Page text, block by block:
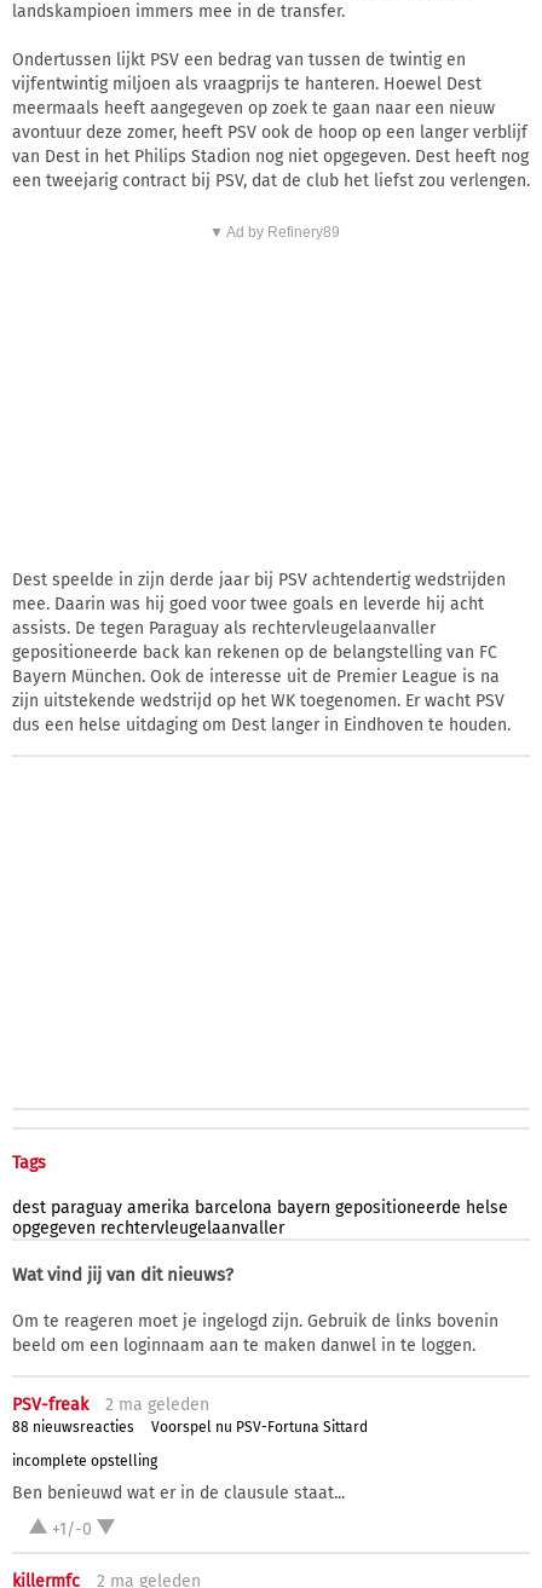
landskampioen immers mee in de transfer.
Ondertussen lijkt PSV een bedrag van tussen de twintig en
vijfentwintig miljoen als vraagprijs te hanteren. Hoewel Dest
meermaals heeft aangegeven op zoek te gaan naar een nieuw
avontuur deze zomer, heeft PSV ook de hoop op een langer verblijf
van Dest in het Philips Stadion nog niet opgegeven. Dest heeft nog
een tweejarig contract bij PSV, dat de club het liefst zou verlengen.
▼ Ad by Refinery89
Dest speelde in zijn derde jaar bij PSV achtendertig wedstrijden
mee. Daarin was hij goed voor twee goals en leverde hij acht
assists. De tegen Paraguay als rechtervleugelaanvaller
gepositioneerde back kan rekenen op de belangstelling van FC
Bayern München. Ook de interesse uit de Premier League is na
zijn uitstekende wedstrijd op het WK toegenomen. Er wacht PSV
dus een helse uitdaging om Dest langer in Eindhoven te houden.
Tags
dest paraguay amerika barcelona bayern gepositioneerde helse
opgegeven rechtervleugelaanvaller
Wat vind jij van dit nieuws?
Om te reageren moet je ingelogd zijn. Gebruik de links bovenin
beeld om een loginnaam aan te maken danwel in te loggen.
PSV-freak 2 ma geleden
88 nieuwsreacties
Voorspel nu PSV-Fortuna Sittard
incomplete opstelling
Ben benieuwd wat er in de clausule staat...
+1/-0
killermfc 2 ma geleden